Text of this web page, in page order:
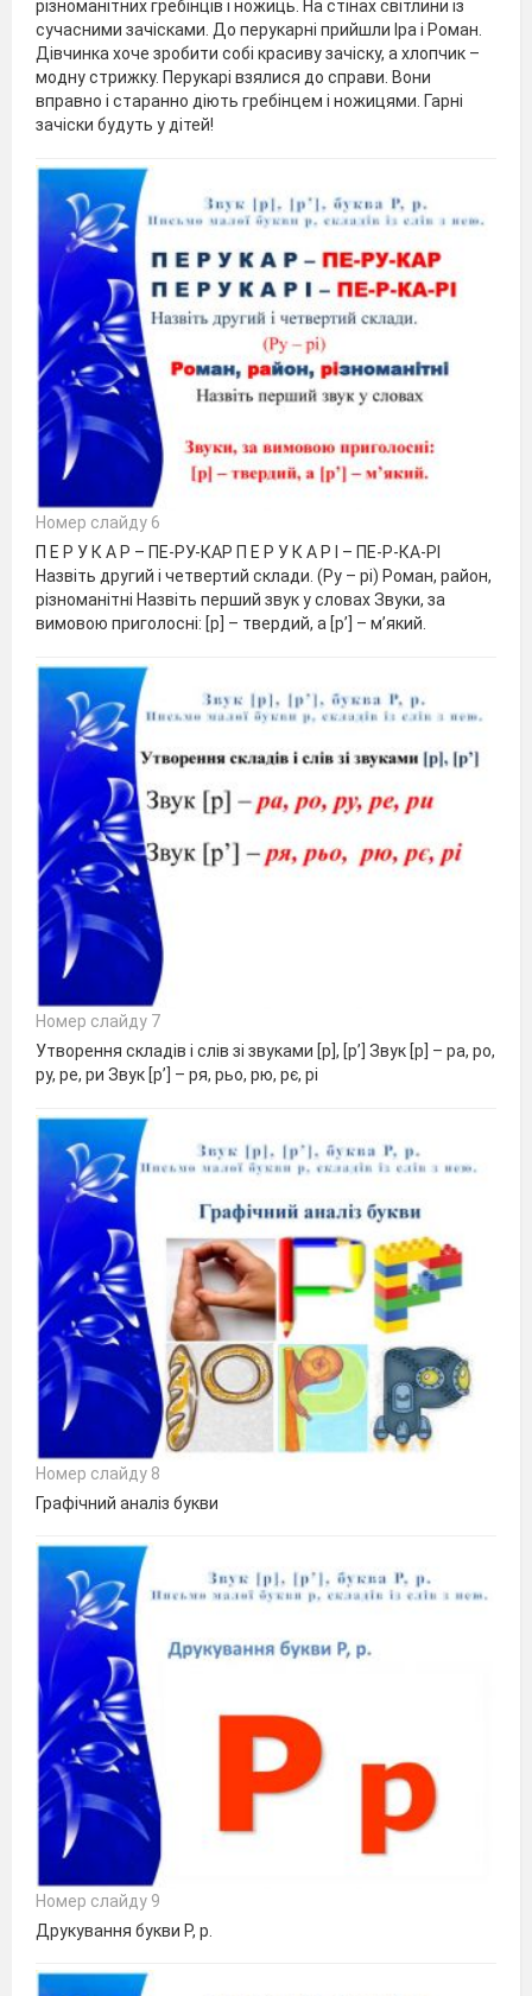
різноманітних гребінців і ножиць. На стінах світлини із
сучасними зачісками. До перукарні прийшли Іра і Роман.
Дівчинка хоче зробити собі красиву зачіску, а хлопчик –
модну стрижку. Перукарі взялися до справи. Вони
вправно і старанно діють гребінцем і ножицями. Гарні
зачіски будуть у дітей!
Номер слайду 6
П Е Р У К А Р – ПЕ-РУ-КАР П Е Р У К А Р І – ПЕ-Р-КА-РІ
Назвіть другий і четвертий склади. (Ру – рі) Роман, район,
різноманітні Назвіть перший звук у словах Звуки, за
вимовою приголосні: [р] – твердий, а [р’] – м’який.
Номер слайду 7
Утворення складів і слів зі звуками [р], [р’] Звук [р] – ра, ро,
ру, ре, ри Звук [р’] – ря, рьо, рю, рє, рі
Номер слайду 8
Графічний аналіз букви
Номер слайду 9
Друкування букви Р, р.